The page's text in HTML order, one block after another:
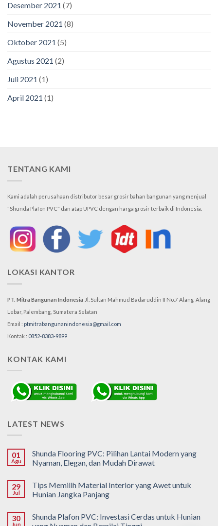
Desember 2021 (7)
November 2021 (8)
Oktober 2021 (5)
Agustus 2021 (2)
Juli 2021 (1)
April 2021 (1)
TENTANG KAMI
Kami adalah perusahaan distributor besar grosir bahan bangunan yang menjual
"Shunda Plafon PVC" dan atap UPVC dengan harga grosir terbaik di Indonesia.
LOKASI KANTOR
PT. Mitra Bangunan Indonesia Jl. Sultan Mahmud Badaruddin II No.7 Alang-Alang
Lebar, Palembang, Sumatera Selatan
Email : ptmitrabangunanindonesia@gmail.com
Kontak : 0852-8383-9899
KONTAK KAMI
LATEST NEWS
01
Agu
Shunda Flooring PVC: Pilihan Lantai Modern yang
Nyaman, Elegan, dan Mudah Dirawat
29
Jul
Tips Memilih Material Interior yang Awet untuk
Hunian Jangka Panjang
30
Jun
Shunda Plafon PVC: Investasi Cerdas untuk Hunian